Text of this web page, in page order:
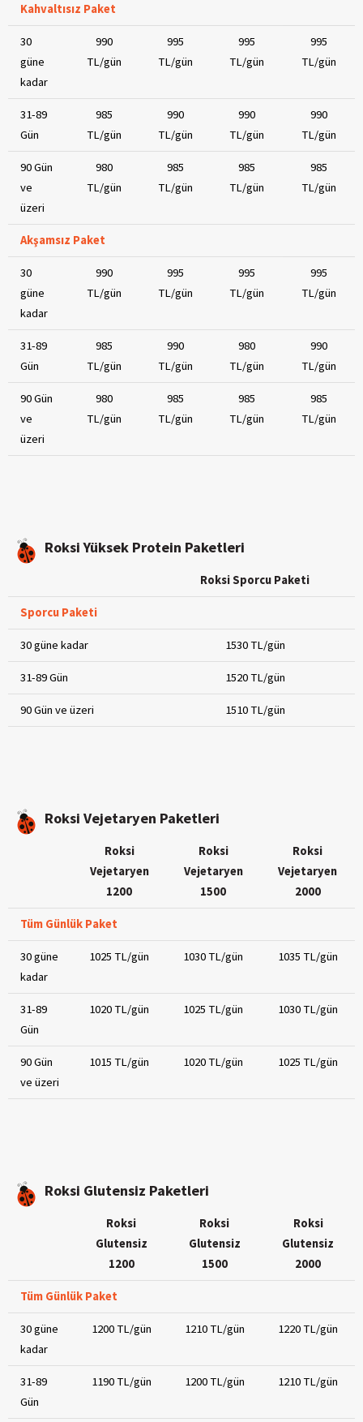
Kahvaltısız Paket
30
güne
kadar
990
TL/gün
995
TL/gün
995
TL/gün
995
TL/gün
31-89
Gün
985
TL/gün
990
TL/gün
990
TL/gün
990
TL/gün
90 Gün
ve
üzeri
980
TL/gün
985
TL/gün
985
TL/gün
985
TL/gün
Akşamsız Paket
30
güne
kadar
990
TL/gün
995
TL/gün
995
TL/gün
995
TL/gün
31-89
Gün
985
TL/gün
990
TL/gün
980
TL/gün
990
TL/gün
90 Gün
ve
üzeri
980
TL/gün
985
TL/gün
985
TL/gün
985
TL/gün
Roksi Yüksek Protein Paketleri
Roksi Sporcu Paketi
Sporcu Paketi
30 güne kadar 1530 TL/gün
31-89 Gün 1520 TL/gün
90 Gün ve üzeri 1510 TL/gün
Roksi Vejetaryen Paketleri
Roksi
Vejetaryen
1200
Roksi
Vejetaryen
1500
Roksi
Vejetaryen
2000
Tüm Günlük Paket
30 güne
kadar
1025 TL/gün 1030 TL/gün 1035 TL/gün
31-89
Gün
1020 TL/gün 1025 TL/gün 1030 TL/gün
90 Gün
ve üzeri
1015 TL/gün 1020 TL/gün 1025 TL/gün
Roksi Glutensiz Paketleri
Roksi
Glutensiz
1200
Roksi
Glutensiz
1500
Roksi
Glutensiz
2000
Tüm Günlük Paket
30 güne
kadar
1200 TL/gün 1210 TL/gün 1220 TL/gün
31-89
Gün
1190 TL/gün 1200 TL/gün 1210 TL/gün